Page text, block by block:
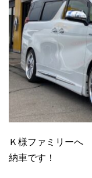
Ｋ様ファミリー
納車です！